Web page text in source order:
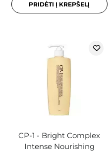
PRIDĖTI Į KREPŠELĮ
CP-1 - Bright Complex
Intense Nourishing